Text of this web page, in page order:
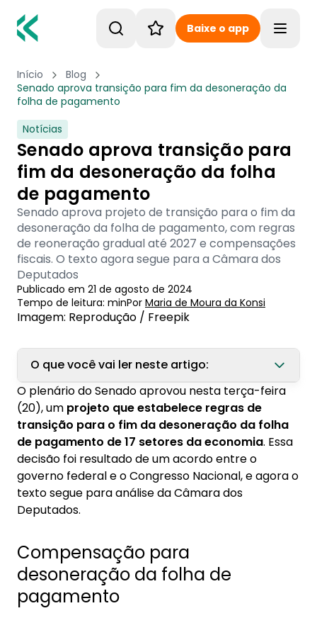
Baixe o app
Início
Blog
Senado aprova transição para fim da desoneração da
folha de pagamento
Notícias
Senado aprova transição para
fim da desoneração da folha
de pagamento
Senado aprova projeto de transição para o fim da
desoneração da folha de pagamento, com regras
de reoneração gradual até 2027 e compensações
fiscais. O texto agora segue para a Câmara dos
Deputados
Publicado em 21 de agosto de 2024
Tempo de leitura: minPor Maria de Moura da Konsi
Imagem: Reprodução / Freepik
O que você vai ler neste artigo:
1. Compensação para desoneração da folha
de pagamento
2. Medidas de compensação
3. Próximos passos
O plenário do Senado aprovou nesta terça-feira
(20), um projeto que estabelece regras de
transição para o fim da desoneração da folha
de pagamento de 17 setores da economia. Essa
decisão foi resultado de um acordo entre o
governo federal e o Congresso Nacional, e agora o
texto segue para análise da Câmara dos
Deputados.
Compensação para
desoneração da folha de
pagamento